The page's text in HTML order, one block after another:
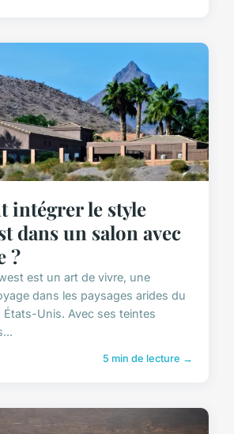
intégrer le style
dans un salon avec
?
est un art de vivre, une
dans les paysages arides du
Unis. Avec ses teintes
5 min de lecture →